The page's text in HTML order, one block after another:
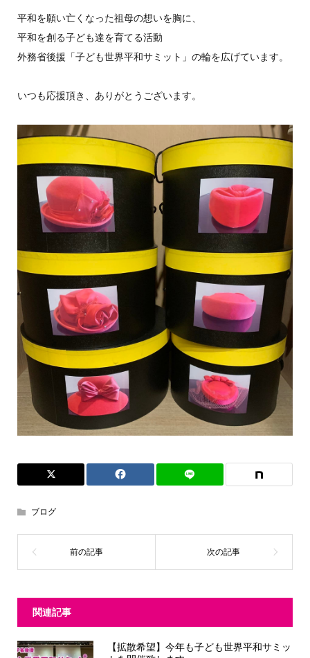
平和を願い亡くなった祖母の想いを胸に、
平和を創る子ども達を育てる活動
外務省後援「子ども世界平和サミット」の輪を広げています。
いつも応援頂き、ありがとうございます。
ブログ
関連記事
【拡散希望】今年も子ども世界平和サミッ